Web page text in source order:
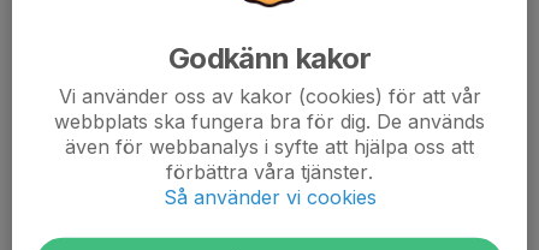
Godkänn kakor
Vi använder oss av kakor (cookies) för att vår
webbplats ska fungera bra för dig. De används
även för webbanalys i syfte att hjälpa oss att
förbättra våra tjänster.
Så använder vi cookies